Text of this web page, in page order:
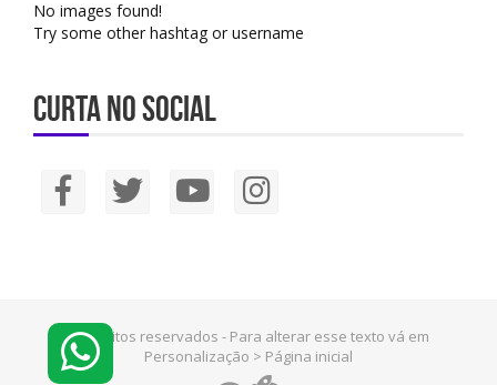
No images found!
Try some other hashtag or username
Curta no social
© Direitos reservados - Para alterar esse texto vá em
Personalização > Página inicial